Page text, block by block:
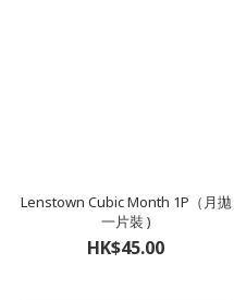
Lenstown Cubic Month 1P（月拋
一片裝 )
HK$45.00